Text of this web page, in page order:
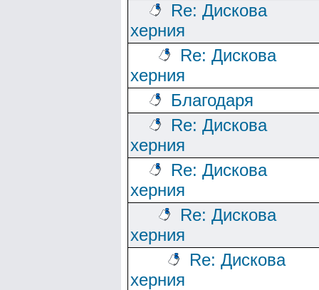
Re: Дискова
херния
Re: Дискова
херния
Благодаря
Re: Дискова
херния
Re: Дискова
херния
Re: Дискова
херния
Re: Дискова
херния